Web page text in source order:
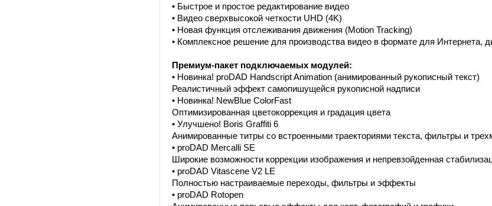
• Быстрое и простое редактирование видео
• Видео сверхвысокой четкости UHD (4K)
• Новая функция отслеживания движения (Motion Tracking)
• Комплексное решение для производства видео в формате для Интернета,
Премиум-пакет подключаемых модулей:
• Новинка! proDAD Handscript Animation (анимированный рукописный текст)
Реалистичный эффект самопишущейся рукописной надписи
• Новинка! NewBlue ColorFast
Оптимизированная цветокоррекция и градация цвета
• Улучшено! Boris Graffiti 6
Анимированные титры со встроенными траекториями текста, фильтры и
• proDAD Mercalli SE
Широкие возможности коррекции изображения и непревзойденная
• proDAD Vitascene V2 LE
Полностью настраиваемые переходы, фильтры и эффекты
• proDAD Rotopen